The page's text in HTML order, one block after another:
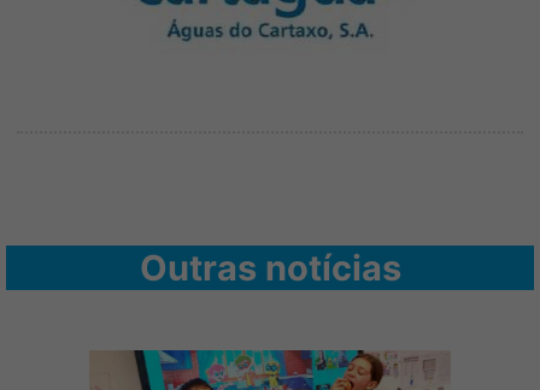
Outras notícias